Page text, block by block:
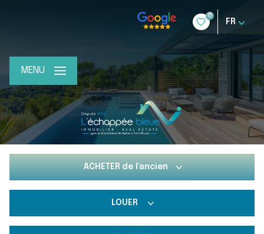
0
FR
MENU
ACHETER de l'ancien
Du neuf
LOUER